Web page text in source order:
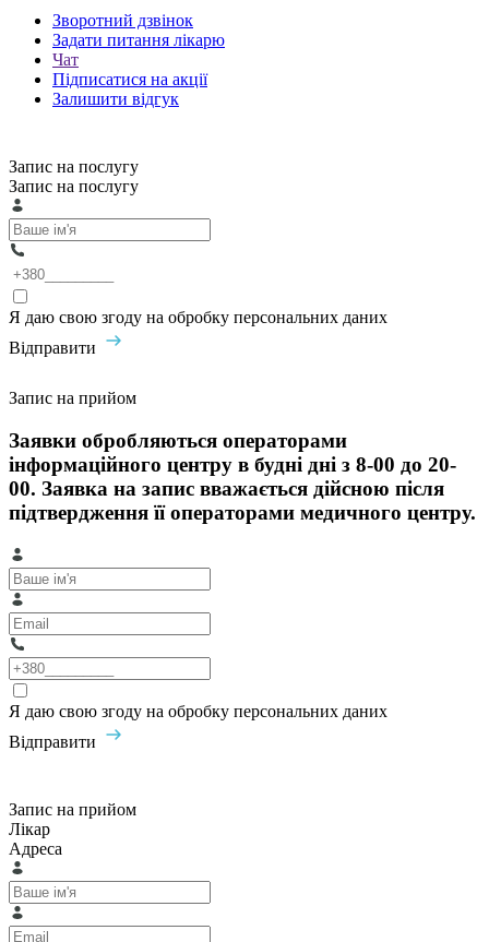
Зворотний дзвінок
Задати питання лікарю
Чат
Підписатися на акції
Залишити відгук
Запис на послугу
Запис на послугу
Я даю свою згоду на обробку персональних даних
Відправити
Запис на прийом
Заявки обробляються операторами
інформаційного центру в будні дні з 8-00 до 20-
00. Заявка на запис вважається дійсною після
підтвердження її операторами медичного центру.
Я даю свою згоду на обробку персональних даних
Відправити
Запис на прийом
Лікар
Адреса